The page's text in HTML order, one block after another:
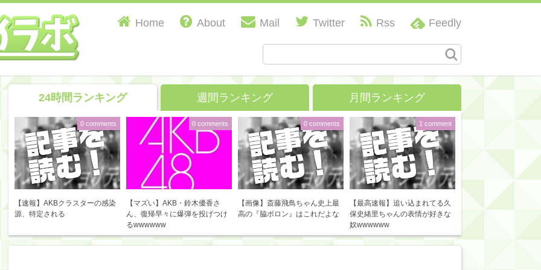
Home About Mail Twitter Rss Feedly
24時間ランキング 週間ランキング 月間ランキング
【速報】AKBクラスターの感染
源、特定される
0 comments
【マズい】AKB・鈴木優香さ
ん、復帰早々に爆弾を投げつけ
るwwwwww
0 comments
【画像】斎藤飛鳥ちゃん史上最
高の『脇ボロン』はこれだよな
0 comments
【最高速報】追い込まれてる久
保史緒里ちゃんの表情が好きな
奴wwwwww
1 comment